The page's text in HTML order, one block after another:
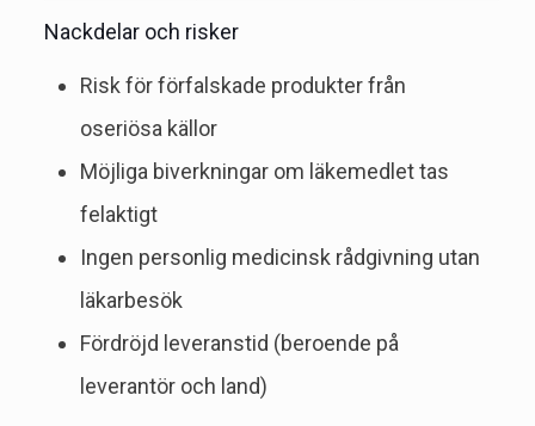
Nackdelar och risker
Risk för förfalskade produkter från
oseriösa källor
Möjliga biverkningar om läkemedlet tas
felaktigt
Ingen personlig medicinsk rådgivning utan
läkarbesök
Fördröjd leveranstid (beroende på
leverantör och land)